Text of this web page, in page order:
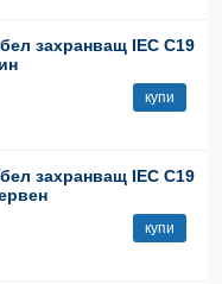
захранващ IEC C19
купи
захранващ IEC C19
купи